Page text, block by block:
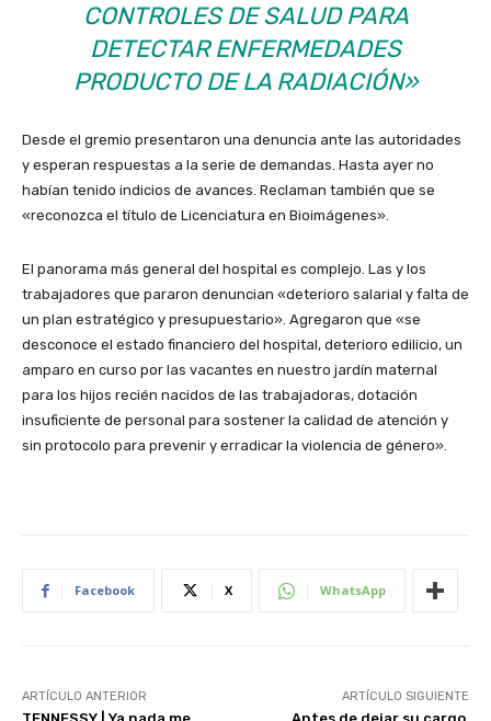
CONTROLES DE SALUD PARA
DETECTAR ENFERMEDADES
PRODUCTO DE LA RADIACIÓN»
Desde el gremio presentaron una denuncia ante las autoridades
y esperan respuestas a la serie de demandas. Hasta ayer no
habían tenido indicios de avances. Reclaman también que se
«reconozca el título de Licenciatura en Bioimágenes».
El panorama más general del hospital es complejo. Las y los
trabajadores que pararon denuncian «deterioro salarial y falta de
un plan estratégico y presupuestario». Agregaron que «se
desconoce el estado financiero del hospital, deterioro edilicio, un
amparo en curso por las vacantes en nuestro jardín maternal
para los hijos recién nacidos de las trabajadoras, dotación
insuficiente de personal para sostener la calidad de atención y
sin protocolo para prevenir y erradicar la violencia de género».
Facebook X WhatsApp
ARTÍCULO ANTERIOR ARTÍCULO SIGUIENTE